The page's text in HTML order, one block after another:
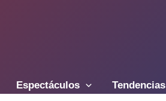
Espectáculos Tendencias